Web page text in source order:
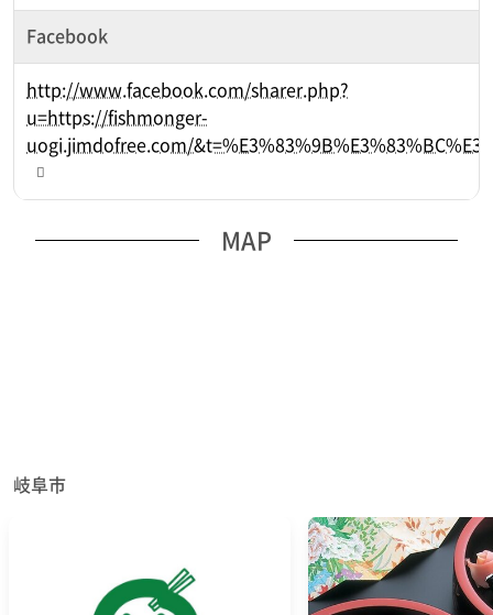
Facebook
http://www.facebook.com/sharer.php?
u=https://fishmonger-
uogi.jimdofree.com/
MAP
岐阜市